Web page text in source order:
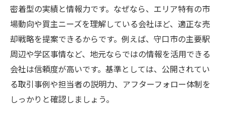
守口市の評判を活かした戸建売却成功法
戸建売却で後悔しないための地元情報の使
い方
地域特性を活かした守口市の戸建売却戦略
戸建売却で守口市の市場動向を活かすポイ
ント
守口市の地域特性を踏まえた戸建売却戦略
密着型の実績と情報力です。なぜなら、エリア特有の市
場動向や買主ニーズを理解している会社ほど、適正な売
却戦略を提案できるからです。例えば、守口市の主要駅
周辺や学区事情など、地元ならではの情報を活用できる
会社は信頼度が高いです。基準としては、公開されてい
る取引事例や担当者の説明力、アフターフォロー体制を
しっかりと確認しましょう。